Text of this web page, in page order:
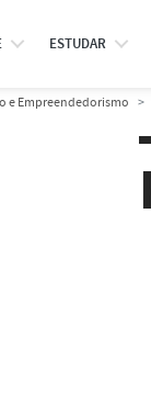
ESTUDAR
e Empreendedorismo